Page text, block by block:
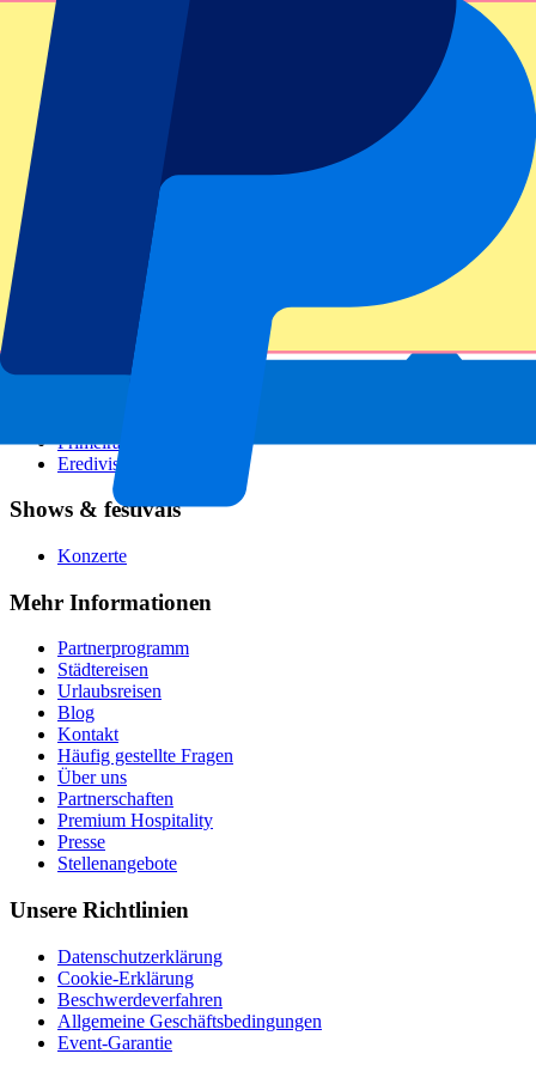
Alle Sportarten
Fußballligen
Champions League
Premier League
Serie A
Primeira Liga
Eredivisie
Shows & festivals
Konzerte
Mehr Informationen
Partnerprogramm
Städtereisen
Urlaubsreisen
Blog
Kontakt
Häufig gestellte Fragen
Über uns
Partnerschaften
Premium Hospitality
Presse
Stellenangebote
Unsere Richtlinien
Datenschutzerklärung
Cookie-Erklärung
Beschwerdeverfahren
Allgemeine Geschäftsbedingungen
Event-Garantie